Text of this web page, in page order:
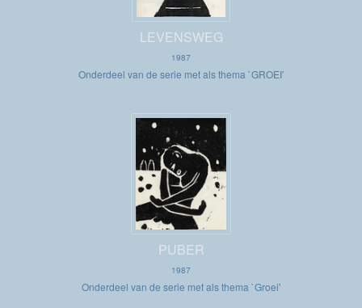
LEVENSWEG
1987
Onderdeel van de serie met als thema `GROEI'
PUBER
1987
Onderdeel van de serie met als thema `Groei'